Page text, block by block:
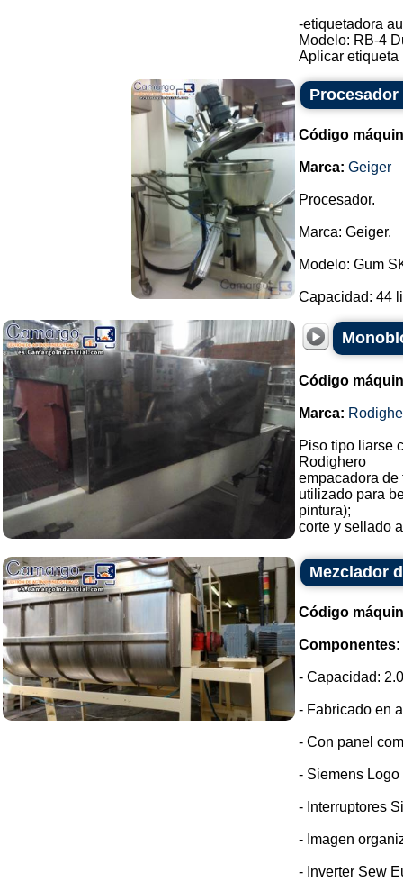
-etiquetadora
Modelo: RB-4
Aplicar etiqueta
Procesador
Código
Marca: Geiger
Procesador.
Marca: Geiger.
Modelo: Gum
Capacidad: 44
Código
Marca:
Piso tipo liarse
Rodighero
empacadora
utilizado para
pintura);
corte y sellado
Mezclador
Código
Componentes:
- Capacidad:
- Fabricado en
- Con panel
- Siemens Logo
- Interruptores
- Imagen
- Inverter Sew